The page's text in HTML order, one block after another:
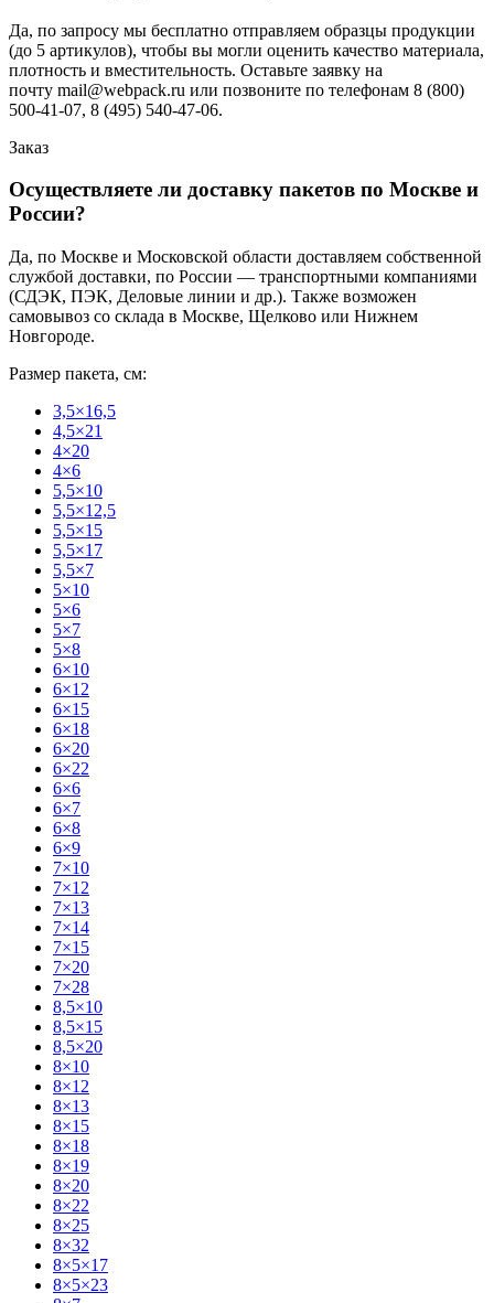
Да, по запросу мы бесплатно отправляем образцы продукции
(до 5 артикулов), чтобы вы могли оценить качество материала,
плотность и вместительность. Оставьте заявку на
почту mail@webpack.ru или позвоните по телефонам 8 (800)
500-41-07, 8 (495) 540-47-06.
Заказ
Осуществляете ли доставку пакетов по Москве и
России?
Да, по Москве и Московской области доставляем собственной
службой доставки, по России — транспортными компаниями
(СДЭК, ПЭК, Деловые линии и др.). Также возможен
самовывоз со склада в Москве, Щелково или Нижнем
Новгороде.
Размер пакета, см:
3,5×16,5
4,5×21
4×20
4×6
5,5×10
5,5×12,5
5,5×15
5,5×17
5,5×7
5×10
5×6
5×7
5×8
6×10
6×12
6×15
6×18
6×20
6×22
6×6
6×7
6×8
6×9
7×10
7×12
7×13
7×14
7×15
7×20
7×28
8,5×10
8,5×15
8,5×20
8×10
8×12
8×13
8×15
8×18
8×19
8×20
8×22
8×25
8×32
8×5×17
8×5×23